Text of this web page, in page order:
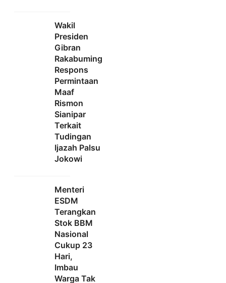
Wakil
Presiden
Gibran
Rakabuming
Respons
Permintaan
Maaf
Rismon
Sianipar
Terkait
Tudingan
Ijazah Palsu
Jokowi
Menteri
ESDM
Terangkan
Stok BBM
Nasional
Cukup 23
Hari,
Imbau
Warga Tak